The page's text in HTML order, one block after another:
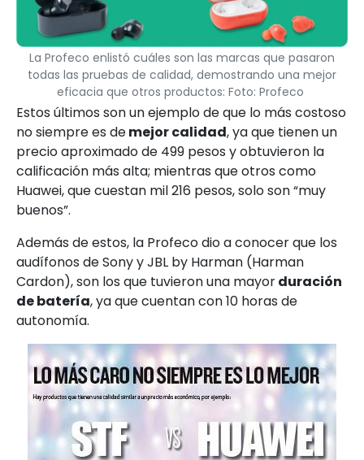
La Profeco enlistó cuáles son las marcas que pasaron
todas las pruebas de calidad, demostrando una mejor
eficacia que otros productos: Foto: Profeco
Estos últimos son un ejemplo de que lo más costoso
no siempre es demejor calidad, ya que tienen un
precio aproximado de 499 pesos y obtuvieron la
calificación más alta; mientras que otros como
Huawei, que cuestan mil 216 pesos, solo son “muy
buenos”.
Además de estos, la Profeco dio a conocer que los
audífonos de Sony y JBL by Harman (Harman
Cardon), son los que tuvieron una mayorduración
de batería, ya que cuentan con 10 horas de
autonomía.